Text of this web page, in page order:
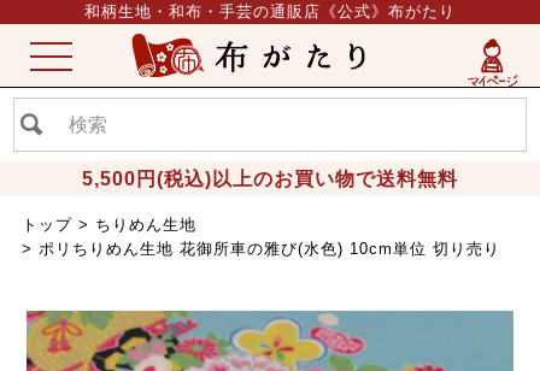
和柄生地・和布・手芸の通販店《公式》布がたり
5,500円(税込)以上のお買い物で送料無料
ME
NU
トップ
ちりめん生地
ポリちりめん生地 花御所車の雅び(水色) 10cm単位 切り売り